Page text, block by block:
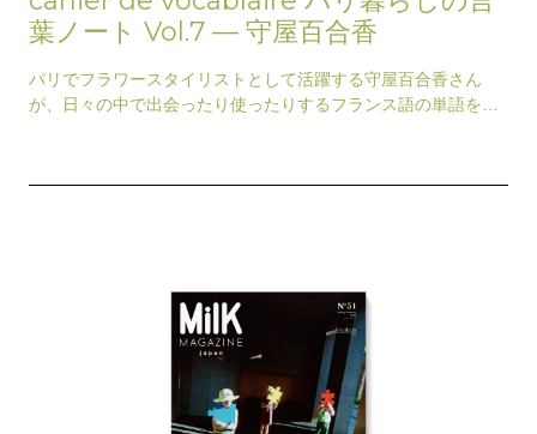
葉ノート Vol.7 — 守屋百合香
パリでフラワースタイリストとして活躍する守屋百合香さん
が、日々の中で出会ったり使ったりするフランス語の単語をキ